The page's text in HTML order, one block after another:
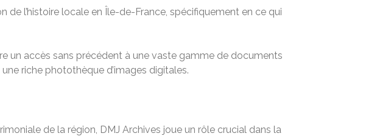
de l’histoire locale en Île-de-France, spécifiquement en ce qui
un accès sans précédent à une vaste gamme de documents
riche photothèque d’images digitales.
de la région, DMJ Archives joue un rôle crucial dans la